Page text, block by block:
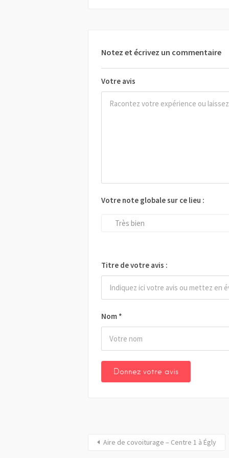
Notez et écrivez un commentaire
Votre avis
Nom *
Votre note globale sur ce lieu :
Très bien
Titre de votre avis :
Aire de covoiturage – Centre 1 à Égly